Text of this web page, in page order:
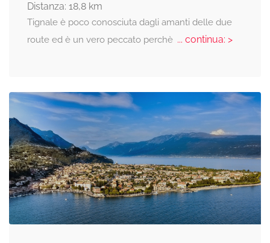
Distanza: 18,8 km
Tignale è poco conosciuta dagli amanti delle due
route ed è un vero peccato perchè... continua: >